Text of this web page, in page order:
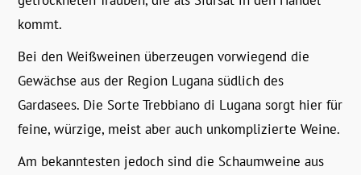
kommt.
Bei den Weißweinen überzeugen vorwiegend die
Gewächse aus der Region Lugana südlich des
Gardasees. Die Sorte Trebbiano di Lugana sorgt hier für
feine, würzige, meist aber auch unkomplizierte Weine.
Am bekanntesten jedoch sind die Schaumweine aus